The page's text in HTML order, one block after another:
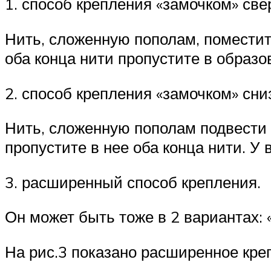
1. способ крепления «замочком»
Нить, сложенную пополам,
оба конца нити пропустите в
2. способ крепления «замочком»
Нить, сложенную пополам подвести
пропустите в нее оба конца нити. У
3. расширенный способ крепления.
Он может быть тоже в 2 вариантах:
На рис.3 показано расширенное